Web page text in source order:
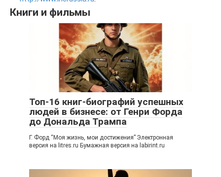
Книги и фильмы
Топ-16 книг-биографий успешных
людей в бизнесе: от Генри Форда
до Дональда Трампа
Г. Форд “Моя жизнь, мои достижения” Электронная
версия на litres.ru Бумажная версия на labirint.ru